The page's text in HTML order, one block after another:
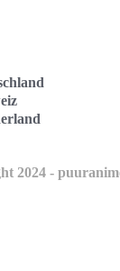
2024 -